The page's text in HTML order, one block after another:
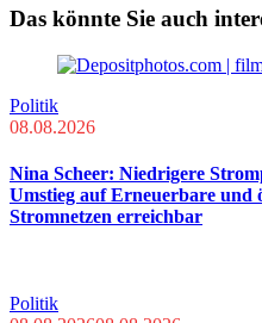
Das könnte Sie auch
Politik
08.08.2026
Nina Scheer: Niedrigere
Umstieg auf Erneuerbare und
Stromnetzen erreichbar
Politik